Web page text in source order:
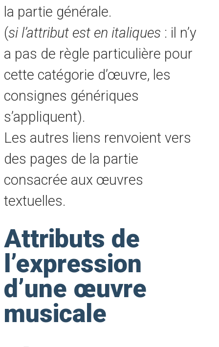
la partie générale.
(si l’attribut est en italiques : il n’y
a pas de règle particulière pour
cette catégorie d’œuvre, les
consignes génériques
s’appliquent).
Les autres liens renvoient vers
des pages de la partie
consacrée aux œuvres
textuelles.
Attributs de
l’expression
d’une œuvre
musicale